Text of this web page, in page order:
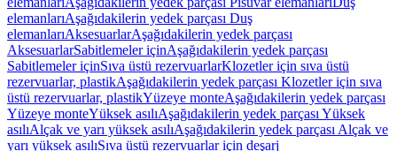
elemanlarıAşağıdakilerin yedek parçası Duş
elemanlarıAksesuarlarAşağıdakilerin yedek parçası
AksesuarlarSabitlemeler içinAşağıdakilerin yedek parçası
Sabitlemeler içinSıva üstü rezervuarlarKlozetler için sıva üstü
rezervuarlar, plastikAşağıdakilerin yedek parçası Klozetler için sıva
üstü rezervuarlar, plastikYüzeye monteAşağıdakilerin yedek parçası
Yüzeye monteYüksek asılıAşağıdakilerin yedek parçası Yüksek
asılıAlçak ve yarı yüksek asılıAşağıdakilerin yedek parçası Alçak ve
yarı yüksek asılıSıva üstü rezervuarlar için deşarj